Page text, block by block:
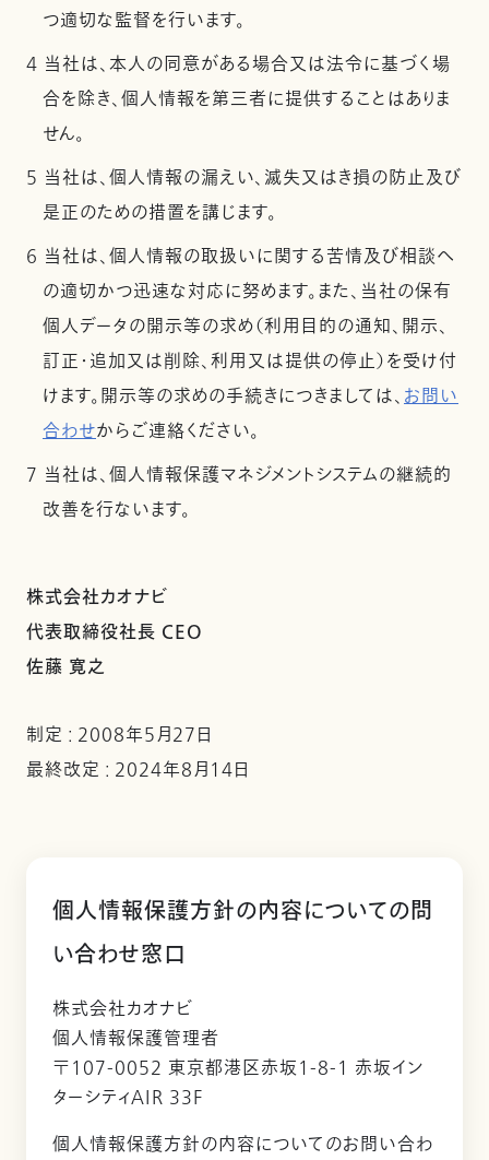
つ適切な監督を行います。
4 当社は、本人の同意がある場合又は法令に基づく場
合を除き、個人情報を第三者に提供することはありま
せん。
5 当社は、個人情報の漏えい、滅失又はき損の防止及び
是正のための措置を講じます。
6 当社は、個人情報の取扱いに関する苦情及び相談へ
の適切かつ迅速な対応に努めます。また、当社の保有
個人データの開示等の求め（利用目的の通知、開示、
訂正・追加又は削除、利用又は提供の停止）を受け付
けます。開示等の求めの手続きにつきましては、お問い
合わせからご連絡ください。
7 当社は、個人情報保護マネジメントシステムの継続的
改善を行ないます。
株式会社カオナビ
代表取締役社長 CEO
佐藤 寛之
制定 : 2008年5月27日
最終改定 : 2024年8月14日
個人情報保護方針の内容についての問
い合わせ窓口
株式会社カオナビ
個人情報保護管理者
〒107-0052 東京都港区赤坂1-8-1 赤坂イン
ターシティAIR 33F
個人情報保護方針の内容についてのお問い合わ